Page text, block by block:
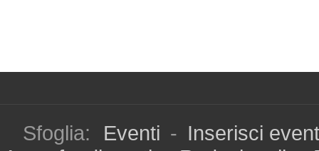
Sfoglia: Eventi - Inserisci